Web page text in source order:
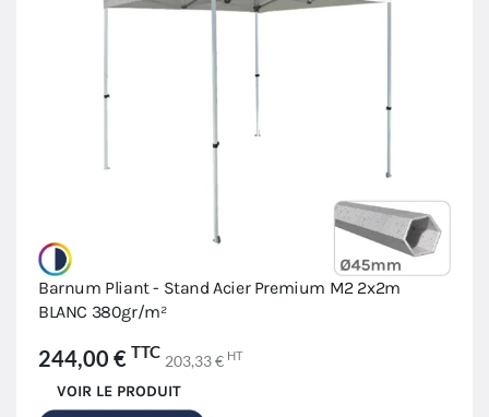
Barnum Pliant - Stand Acier Premium M2 2x2m
BLANC 380gr/m²
244,00 € TTC 203,33 € HT
VOIR LE PRODUIT